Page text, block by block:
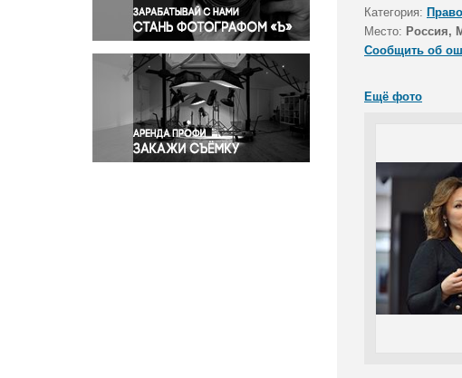
Происшествия и конфликты
Религия
Светская жизнь
Спорт
Экология
Экономика и бизнес
Категория:
Место: Россия,
Сообщить об
Ещё фото